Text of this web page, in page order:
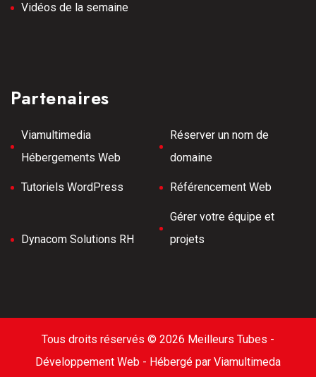
Vidéos de la semaine
Partenaires
Viamultimedia
Hébergements Web
Réserver un nom de
domaine
Tutoriels WordPress Référencement Web
Dynacom Solutions RH
Gérer votre équipe et
projets
Tous droits réservés © 2026 Meilleurs Tubes -
Développement Web - Hébergé par Viamultimeda